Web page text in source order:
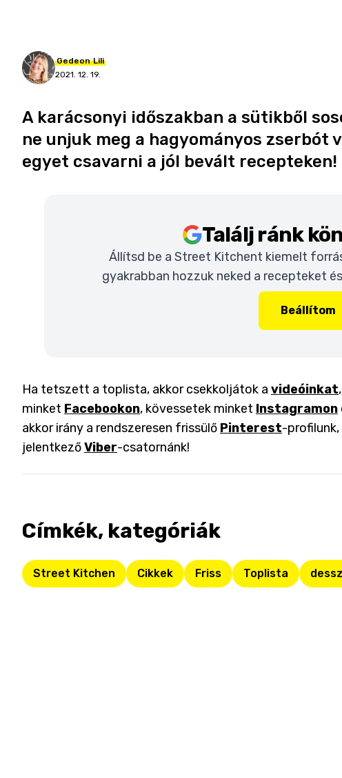
Gedeon Lili
2021. 12. 19.
A karácsonyi időszakban a sütikből
ne unjuk meg a hagyományos zserbót
egyet csavarni a jól bevált recepteken!
Találj ránk
Állítsd be a Street Kitchent kiemelt
gyakrabban hozzuk neked a recepteket
Beállítom
Ha tetszett a toplista, akkor csekkoljátok a videóinkat
minket Facebookon, kövessetek minket Instagramon
akkor irány a rendszeresen frissülő Pinterest-
jelentkezőViber-csatornánk!
Címkék, kategóriák
Street Kitchen Cikkek Friss Toplista